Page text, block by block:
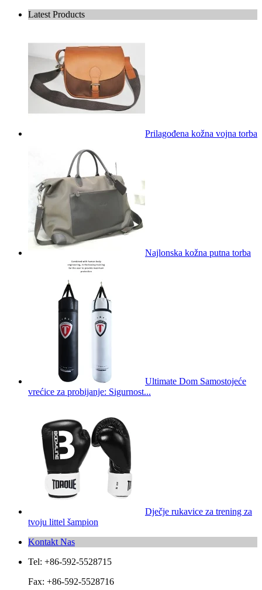
Latest Products
Prilagođena kožna vojna torba
Najlonska kožna putna torba
Ultimate Dom Samostojeće
vrećice za probijanje: Sigurnost...
Dječje rukavice za trening za
tvoju littel šampion
Kontakt Nas
Tel: +86-592-5528715
Fax: +86-592-5528716